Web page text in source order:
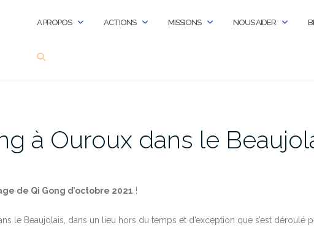
A PROPOS ACTIONS MISSIONS NOUS AIDER
à Ouroux dans le
de Qi Gong d’octobre 2021 !
le Beaujolais, dans un lieu hors du temps et d’exception que s’est déroulé